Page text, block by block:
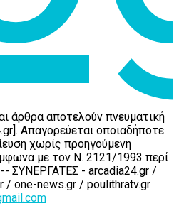
άρθρα αποτελούν πνευματική
Απαγορεύεται οποιαδήποτε
χωρίς προηγούμενη
με τον Ν. 2121/1993 περί
-- ΣΥΝΕΡΓΑΤΕΣ - arcadia24.gr /
/ one-news.gr / poulithratv.gr